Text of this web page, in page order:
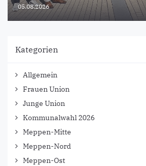
05.08.2026
Kategorien
Allgemein
Frauen Union
Junge Union
Kommunalwahl 2026
Meppen-Mitte
Meppen-Nord
Meppen-Ost